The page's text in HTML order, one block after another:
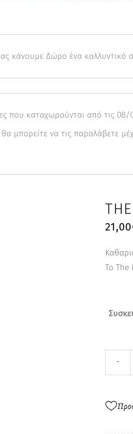
κάνουμε Δώρο ένα καλλυντικό
που καταχωρούνται από τις
μπορείτε να τις παραλάβετε
21,00
Το The
-